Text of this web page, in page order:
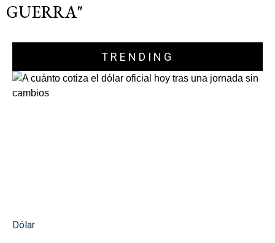
GUERRA"
TRENDING
Dólar